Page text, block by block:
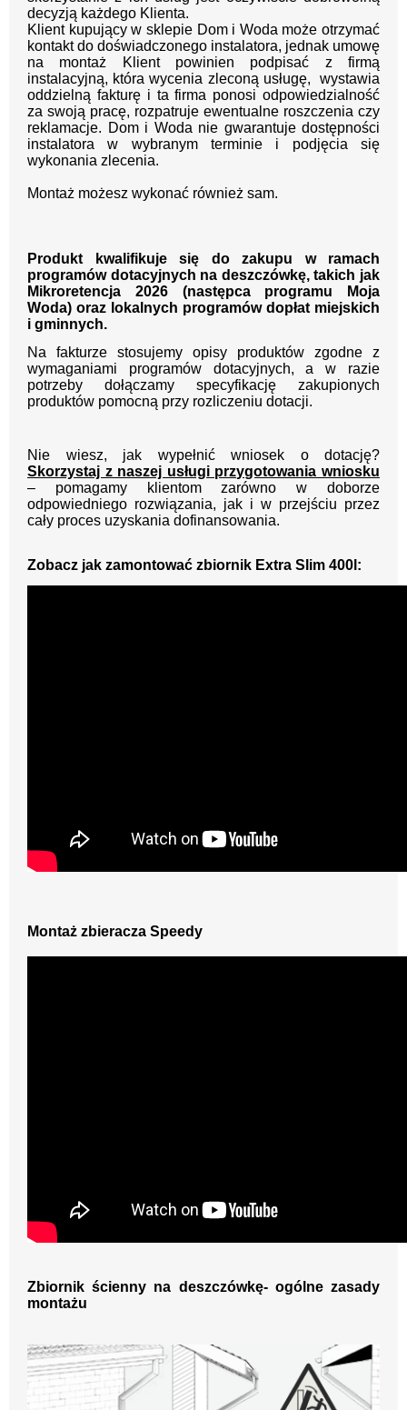
decyzją każdego Klienta.
Klient kupujący w sklepie Dom i Woda może otrzymać
kontakt do doświadczonego instalatora, jednak umowę
na montaż Klient powinien podpisać z firmą
instalacyjną, która wycenia zleconą usługę, wystawia
oddzielną fakturę i ta firma ponosi odpowiedzialność
za swoją pracę, rozpatruje ewentualne roszczenia czy
reklamacje. Dom i Woda nie gwarantuje dostępności
instalatora w wybranym terminie i podjęcia się
wykonania zlecenia.
Montaż możesz wykonać również sam.
Produkt kwalifikuje się do zakupu w ramach
programów dotacyjnych na deszczówkę, takich jak
Mikroretencja 2026 (następca programu Moja
Woda) oraz lokalnych programów dopłat miejskich
i gminnych.
Na fakturze stosujemy opisy produktów zgodne z
wymaganiami programów dotacyjnych, a w razie
potrzeby dołączamy specyfikację zakupionych
produktów pomocną przy rozliczeniu dotacji.
Nie wiesz, jak wypełnić wniosek o dotację?
Skorzystaj z naszej usługi przygotowania wniosku
– pomagamy klientom zarówno w doborze
odpowiedniego rozwiązania, jak i w przejściu przez
cały proces uzyskania dofinansowania.
Zobacz jak zamontować zbiornik Extra Slim 400l:
Montaż zbieracza Speedy
Zbiornik ścienny na deszczówkę- ogólne zasady
montażu